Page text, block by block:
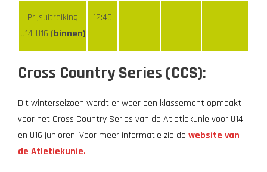
Prijsuitreiking
U14-U16 (binnen)
12:40 – – –
Cross Country Series (CCS):
Dit winterseizoen wordt er weer een klassement opmaakt
voor het Cross Country Series van de Atletiekunie voor U14
en U16 junioren. Voor meer informatie zie de website van
de Atletiekunie.